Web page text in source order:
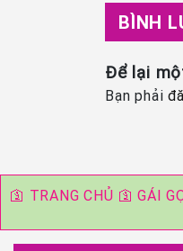
BÌNH
Để lại
Bạn phải
🛐 TRANG CHỦ 🛐GÁI